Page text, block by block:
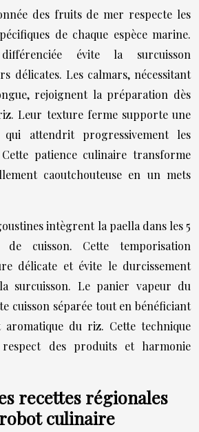
des fruits de mer respecte les
de chaque espèce marine.
évite la surcuisson
délicates. Les calmars, nécessitant
rejoignent la préparation dès
Leur texture ferme supporte une
qui attendrit progressivement les
patience culinaire transforme
caoutchouteuse en un mets
intègrent la paella dans les 5
de cuisson. Cette temporisation
délicate et évite le durcissement
surcuisson. Le panier vapeur du
cuisson séparée tout en bénéficiant
aromatique du riz. Cette technique
des produits et harmonie
recettes régionales
culinaire